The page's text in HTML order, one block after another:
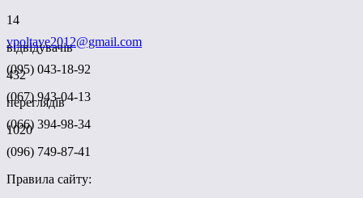
14
відвідувачів
432
переглядів
1020
vpoltave2012@gmail.com
(095) 043-18-92
(067) 943-04-13
(066) 394-98-34
(096) 749-87-41
Правила сайту: